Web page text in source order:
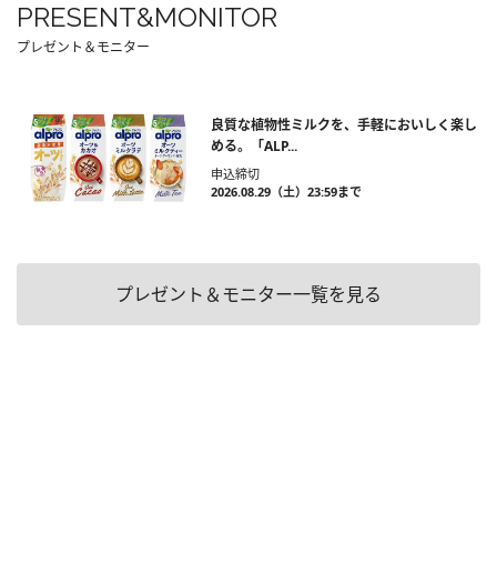
PRESENT&MONITOR
プレゼント＆モニター
良質な植物性ミルクを、手軽においしく楽し
める。「ALP...
申込締切
2026.08.29（土）23:59まで
プレゼント＆モニター一覧を見る